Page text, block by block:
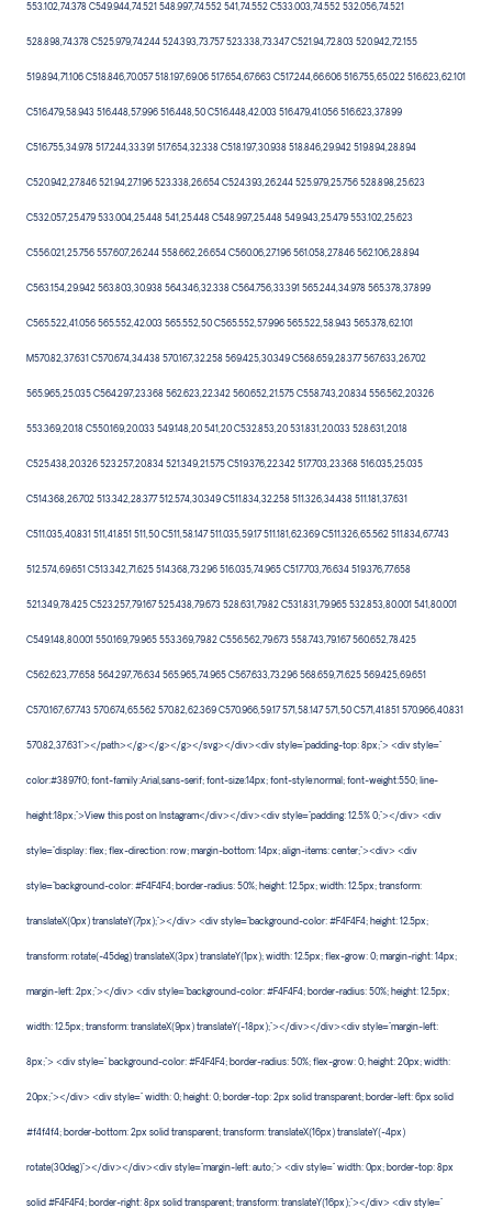
553.102,74.378 C549.944,74.521 548.997,74.552 541,74.552 C533.003,74.552 532.056,74.521
528.898,74.378 C525.979,74.244 524.393,73.757 523.338,73.347 C521.94,72.803 520.942,72.155
519.894,71.106 C518.846,70.057 518.197,69.06 517.654,67.663 C517.244,66.606 516.755,65.022 516.623,62.101
C516.479,58.943 516.448,57.996 516.448,50 C516.448,42.003 516.479,41.056 516.623,37.899
C516.755,34.978 517.244,33.391 517.654,32.338 C518.197,30.938 518.846,29.942 519.894,28.894
C520.942,27.846 521.94,27.196 523.338,26.654 C524.393,26.244 525.979,25.756 528.898,25.623
C532.057,25.479 533.004,25.448 541,25.448 C548.997,25.448 549.943,25.479 553.102,25.623
C556.021,25.756 557.607,26.244 558.662,26.654 C560.06,27.196 561.058,27.846 562.106,28.894
C563.154,29.942 563.803,30.938 564.346,32.338 C564.756,33.391 565.244,34.978 565.378,37.899
C565.522,41.056 565.552,42.003 565.552,50 C565.552,57.996 565.522,58.943 565.378,62.101
M570.82,37.631 C570.674,34.438 570.167,32.258 569.425,30.349 C568.659,28.377 567.633,26.702
565.965,25.035 C564.297,23.368 562.623,22.342 560.652,21.575 C558.743,20.834 556.562,20.326
553.369,20.18 C550.169,20.033 549.148,20 541,20 C532.853,20 531.831,20.033 528.631,20.18
C525.438,20.326 523.257,20.834 521.349,21.575 C519.376,22.342 517.703,23.368 516.035,25.035
C514.368,26.702 513.342,28.377 512.574,30.349 C511.834,32.258 511.326,34.438 511.181,37.631
C511.035,40.831 511,41.851 511,50 C511,58.147 511.035,59.17 511.181,62.369 C511.326,65.562 511.834,67.743
512.574,69.651 C513.342,71.625 514.368,73.296 516.035,74.965 C517.703,76.634 519.376,77.658
521.349,78.425 C523.257,79.167 525.438,79.673 528.631,79.82 C531.831,79.965 532.853,80.001 541,80.001
C549.148,80.001 550.169,79.965 553.369,79.82 C556.562,79.673 558.743,79.167 560.652,78.425
C562.623,77.658 564.297,76.634 565.965,74.965 C567.633,73.296 568.659,71.625 569.425,69.651
C570.167,67.743 570.674,65.562 570.82,62.369 C570.966,59.17 571,58.147 571,50 C571,41.851 570.966,40.831
570.82,37.631"></path></g></g></g></svg></div><div style="padding-top: 8px;"> <div style="
color:#3897f0; font-family:Arial,sans-serif; font-size:14px; font-style:normal; font-weight:550; line-
height:18px;">View this post on Instagram</div></div><div style="padding: 12.5% 0;"></div> <div
style="display: flex; flex-direction: row; margin-bottom: 14px; align-items: center;"><div> <div
style="background-color: #F4F4F4; border-radius: 50%; height: 12.5px; width: 12.5px; transform:
translateX(0px) translateY(7px);"></div> <div style="background-color: #F4F4F4; height: 12.5px;
transform: rotate(-45deg) translateX(3px) translateY(1px); width: 12.5px; flex-grow: 0; margin-right: 14px;
margin-left: 2px;"></div> <div style="background-color: #F4F4F4; border-radius: 50%; height: 12.5px;
width: 12.5px; transform: translateX(9px) translateY(-18px);"></div></div><div style="margin-left:
8px;"> <div style=" background-color: #F4F4F4; border-radius: 50%; flex-grow: 0; height: 20px; width:
20px;"></div> <div style=" width: 0; height: 0; border-top: 2px solid transparent; border-left: 6px solid
#f4f4f4; border-bottom: 2px solid transparent; transform: translateX(16px) translateY(-4px)
rotate(30deg)"></div></div><div style="margin-left: auto;"> <div style=" width: 0px; border-top: 8px
solid #F4F4F4; border-right: 8px solid transparent; transform: translateY(16px);"></div> <div style="